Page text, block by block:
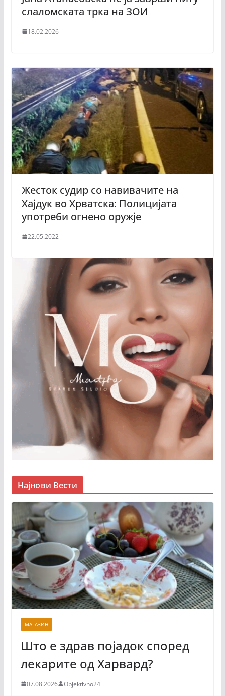
слаломската трка на ЗОИ
18.02.2026
Жесток судир со навивачите на
Хајдук во Хрватска: Полицијата
употреби огнено оружје
22.05.2022
Најнови Вести
МАГАЗИН
Што е здрав појадок според
лекарите од Харвард?
07.08.2026 Objektivno24